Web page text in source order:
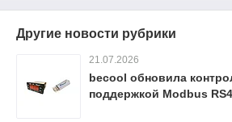
Другие новости рубрики
21.07.2026
becool обновила
поддержкой Modbus